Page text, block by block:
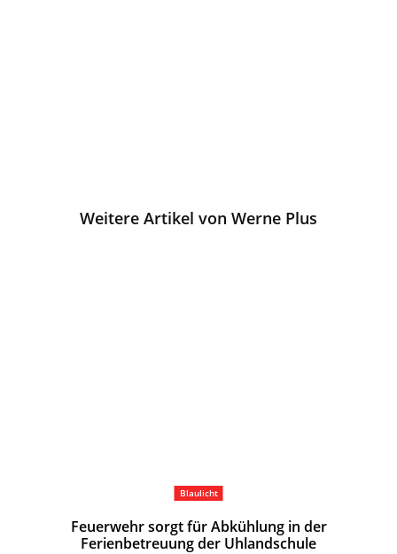
Weitere Artikel von Werne Plus
Blaulicht
Feuerwehr sorgt für Abkühlung in der
Ferienbetreuung der Uhlandschule